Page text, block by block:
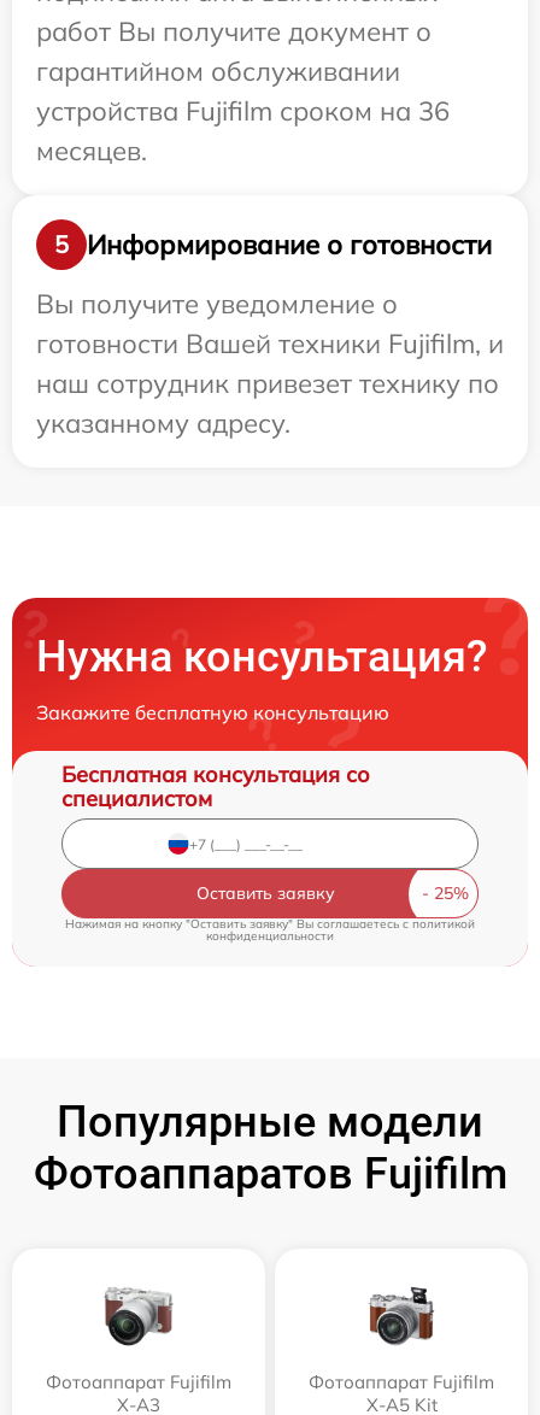
работ Вы получите документ о
гарантийном обслуживании
устройства Fujifilm сроком на 36
месяцев.
5
Информирование о готовности
Вы получите уведомление о
готовности Вашей техники Fujifilm, и
наш сотрудник привезет технику по
указанному адресу.
Нужна консультация?
Закажите бесплатную консультацию
Бесплатная консультация со
специалистом
Оставить заявку
Нажимая на кнопку "Оставить заявку" Вы соглашаетесь c политикой
конфиденциальности
Популярные модели
Фотоаппаратов Fujifilm
Фотоаппарат Fujifilm
X-A3
Фотоаппарат Fujifilm
X-A5 Kit